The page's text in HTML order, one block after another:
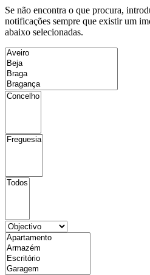
Se não encontra o que procura,
notificações sempre que existir um
abaixo selecionadas.